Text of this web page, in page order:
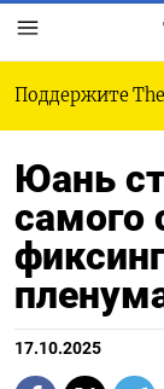
Поддержите
Юань
самого
17.10.2025